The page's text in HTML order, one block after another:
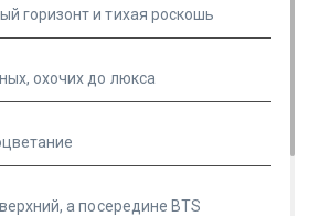
горизонт и тихая роскошь
охочих до люкса
а посередине BTS